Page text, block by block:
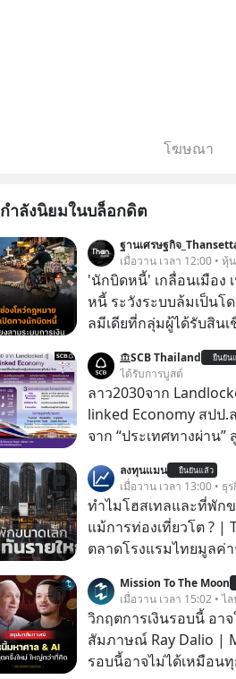
โฆษณา
กำลังนิยมในบล็อกดิต
ฐานเศรษฐกิจ
เมื่อวาน เวลา 12:00 • หุ้
'นักบิดหนี้' เกลื่อนเมือง
หนี้ ระวังระบบล้มเป็นโ
ลมีเดียที่กลุ่มผู้ได้รับสินเ
รายแรกของไทย แสดง
ล่าสุดเมื่อวันที่ 4 สิงหาค
แถลงการณ์ชี้แจงว่า ธ
'ปิดรับสมัครสินเชื่อเป็น
จัดการคำขอที่เข้ามาเ
ดำเนินการพิจารณาคำ
ให้แล้วเสร็จโดยเร็วที่สุ
พิจารณาสินเชื่ออย่างร
เดิม
SCB Thailand ยืนยัน
ได้รับการบูสต์
ลาว2030จาก
linked Economy สปป.
จาก “ประเทศทางผ่าน”
ลงทุนแมน ยืนยันแล้ว
เมื่อวาน เวลา 13:00 • ธุร
ทำไมโฮสเทลและที่พัก
แม้การท่องเที่ยวโต ? |
ตลาดโรงแรมไทยมูลค่
ประกอบการรายใหญ่ แ
16% ขณะที่ผู้ประกอบการโฮสเทลและที่พักขนาด
เล็ก ซึ่งมีสัดส่วนถึง
กลับโตเพียง 1.3% เท่านั้น เกิดอะไรขึ้นกับที่พัก
Mission To The Moon
เมื่อวาน เวลา 15:02 • ไ
วิกฤตการเงินรอบนี้ อ
สัมภาษณ์ Ray Dalio |
รอบนี้อาจไม่ได้เหมือนทุ